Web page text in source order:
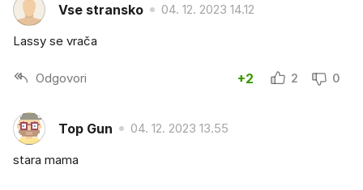
Vse stransko 04. 12. 2023 14.12
Lassy se vrača
Odgovori +2 2 0
Top Gun 04. 12. 2023 13.55
stara mama